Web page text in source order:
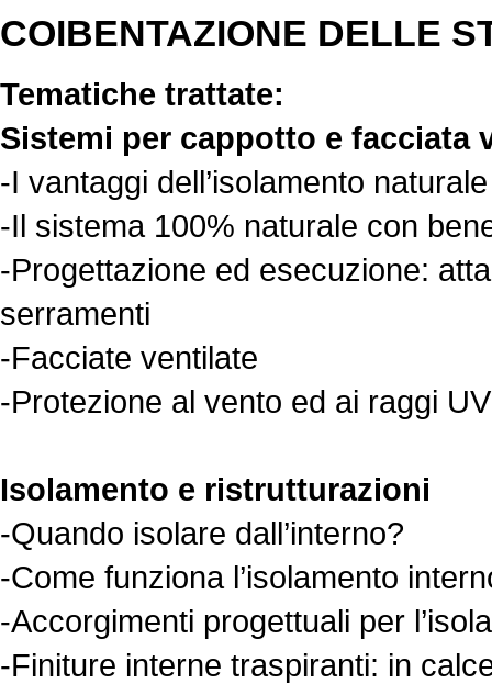
COIBENTAZIONE DELLE
Tematiche trattate:
Sistemi per cappotto e facciata
-I vantaggi dell’isolamento
-Il sistema 100% naturale con
-Progettazione ed esecuzione:
serramenti
-Facciate ventilate
-Protezione al vento ed ai raggi UV
Isolamento e ristrutturazioni
-Quando isolare dall’interno?
-Come funziona l’isolamento
-Accorgimenti progettuali per
-Finiture interne traspiranti: in